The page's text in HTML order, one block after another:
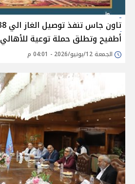
أطفيح وتطلق حملة توعية للأهالي
الجمعة 12/يونيو/2026 - 04:01 م